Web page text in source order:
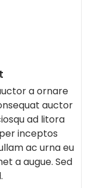
a ornare
auctor
ad litora
inceptos
ac urna eu
a augue. Sed